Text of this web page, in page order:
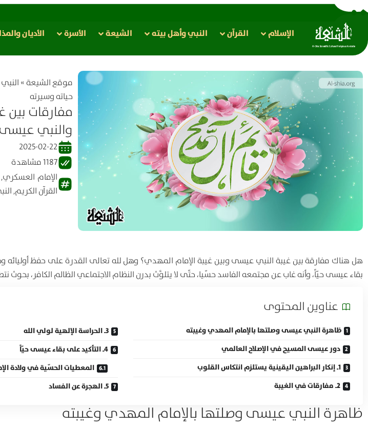
الإسلام القرآن النبي وأهل بيته الشيعة الأسرة الأدیان
موقع الشیعة»
حياته وسيرته
مفارقات بين
والنبي
2025-02-22
1187 مشاهدة
الإمام العسكري,
القرآن الكريم,
هل هناك مفارقة بين غيبة النبي عيسى وبين غيبة الإمام المهدي؟ وهل لله تعالى القدرة على حفظ أوليائه
بقاء عيسى حيّاً، وأنه غاب عن مجتمعه الفاسد حسّيا، حتّى لا يتلوَّث بدرن النظام الاجتماعي الظالم الكافر، بحوث
عناوين المحتوی
ظاهرة النبي عيسى وصلتها بالإمام المهدي وغيبته
دور عيسى المسيح في الإصلاح العالمي
1ـ إنكار البراهين اليقينية يستلزم انتكاس القلوب
2ـ مفارقات في الغيبة
3ـ الحراسة الإلهية لولي الله
4ـ التأكيد على بقاء عيسى حيّاً
المعطيات الحسّية في ولادة
5ـ الهجرة عن الفساد
ظاهرة النبي عيسى وصلتها بالإمام المهدي وغيبته